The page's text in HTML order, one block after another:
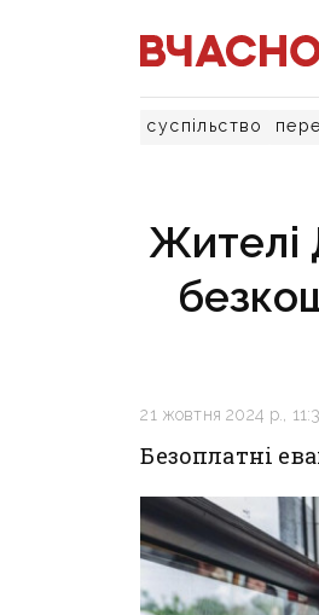
суспільство
Жителі
21 жовтня 2024 р.,
Безоплатні